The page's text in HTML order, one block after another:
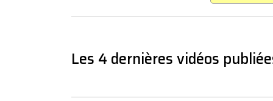
Les 4 dernières vidéos